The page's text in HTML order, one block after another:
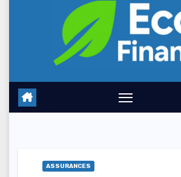
ASSURANCES